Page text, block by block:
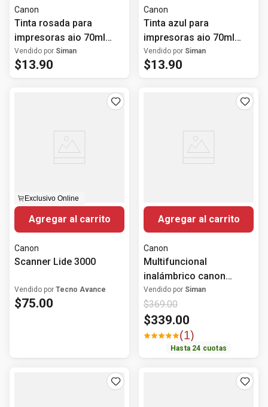
Canon
Tinta rosada para
impresoras aio 70ml
g3100 y g2100
Vendido por Siman
$13.90
Canon
Tinta azul para
impresoras aio 70ml
g3100 y g2100
Vendido por Siman
$13.90
Exclusivo Online
Agregar al carrito
Canon
Scanner Lide 3000
Vendido por Tecno Avance
$75.00
Agregar al carrito
Canon
Multifuncional
inalámbrico canon
maxify gx3010
Vendido por Siman
$369.00
$339.00
(1)
Hasta 24 cuotas